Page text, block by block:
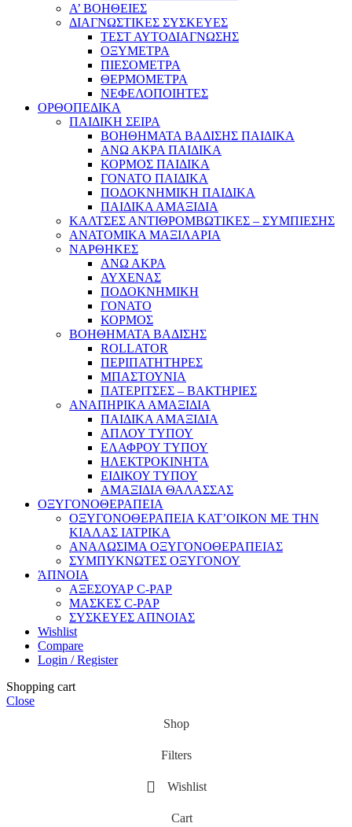
Α’ ΒΟΗΘΕΙΕΣ
ΔΙΑΓΝΩΣΤΙΚΕΣ ΣΥΣΚΕΥΕΣ
ΤΕΣΤ ΑΥΤΟΔΙΑΓΝΩΣΗΣ
ΟΞΥΜΕΤΡΑ
ΠΙΕΣΟΜΕΤΡΑ
ΘΕΡΜΟΜΕΤΡΑ
ΝΕΦΕΛΟΠΟΙΗΤΕΣ
ΟΡΘΟΠΕΔΙΚΑ
ΠΑΙΔΙΚΗ ΣΕΙΡΑ
ΒΟΗΘΗΜΑΤΑ ΒΑΔΙΣΗΣ ΠΑΙΔΙΚΑ
ΑΝΩ ΑΚΡΑ ΠΑΙΔΙΚΑ
ΚΟΡΜΟΣ ΠΑΙΔΙΚΑ
ΓΟΝΑΤΟ ΠΑΙΔΙΚΑ
ΠΟΔΟΚΝΗΜΙΚΗ ΠΑΙΔΙΚΑ
ΠΑΙΔΙΚΑ ΑΜΑΞΙΔΙΑ
ΚΑΛΤΣΕΣ ΑΝΤΙΘΡΟΜΒΩΤΙΚΕΣ – ΣΥΜΠΙΕΣΗΣ
ΑΝΑΤΟΜΙΚΑ ΜΑΞΙΛΑΡΙΑ
ΝΑΡΘΗΚΕΣ
ΑΝΩ ΑΚΡΑ
ΑΥΧΕΝΑΣ
ΠΟΔΟΚΝΗΜΙΚΗ
ΓΟΝΑΤΟ
ΚΟΡΜΟΣ
ΒΟΗΘΗΜΑΤΑ ΒΑΔΙΣΗΣ
ROLLATOR
ΠΕΡΙΠΑΤΗΤΗΡΕΣ
ΜΠΑΣΤΟΥΝΙΑ
ΠΑΤΕΡΙΤΣΕΣ – ΒΑΚΤΗΡΙΕΣ
ΑΝΑΠΗΡΙΚΑ ΑΜΑΞΙΔΙΑ
ΠΑΙΔΙΚΑ ΑΜΑΞΙΔΙΑ
ΑΠΛΟΥ ΤΥΠΟΥ
ΕΛΑΦΡΟΥ ΤΥΠΟΥ
ΗΛΕΚΤΡΟΚΙΝΗΤΑ
ΕΙΔΙΚΟΥ ΤΥΠΟΥ
ΑΜΑΞΙΔΙΑ ΘΑΛΑΣΣΑΣ
ΟΞΥΓΟΝΟΘΕΡΑΠΕΙΑ
ΟΞΥΓΟΝΟΘΕΡΑΠΕΙΑ ΚΑΤ’ΟΙΚΟΝ ΜΕ ΤΗΝ
ΚΙΑΛΑΣ ΙΑΤΡΙΚΑ
ΑΝΑΛΩΣΙΜΑ ΟΞΥΓΟΝΟΘΕΡΑΠΕΙΑΣ
ΣΥΜΠΥΚΝΩΤΕΣ ΟΞΥΓΟΝΟΥ
ΆΠΝΟΙΑ
ΑΞΕΣΟΥΑΡ C-PAP
ΜΑΣΚΕΣ C-PAP
ΣΥΣΚΕΥΕΣ ΑΠΝΟΙΑΣ
Wishlist
Compare
Login / Register
Shopping cart
Close
Shop
Filters
Wishlist
Cart